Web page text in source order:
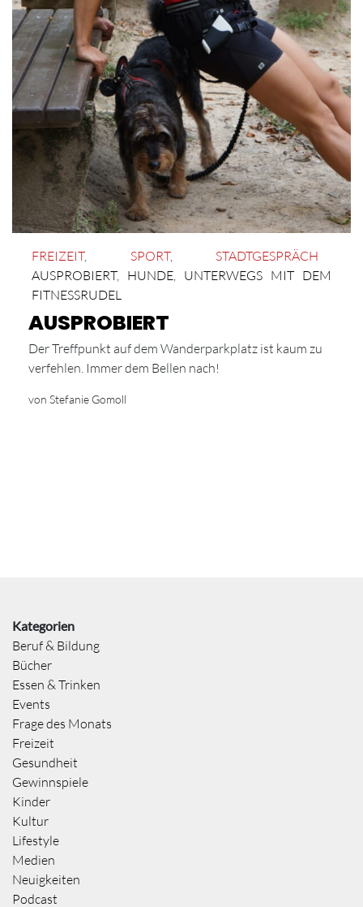
FREIZEIT, SPORT, STADTGESPRÄCH
AUSPROBIERT, HUNDE
UNTERWEGS MIT DEM
FITNESSRUDEL
AUSPROBIERT
Der Treffpunkt auf dem Wanderparkplatz ist kaum zu
verfehlen. Immer dem Bellen nach!
von Stefanie Gomoll
Kategorien
Beruf & Bildung
Bücher
Essen & Trinken
Events
Frage des Monats
Freizeit
Gesundheit
Gewinnspiele
Kinder
Kultur
Lifestyle
Medien
Neuigkeiten
Podcast